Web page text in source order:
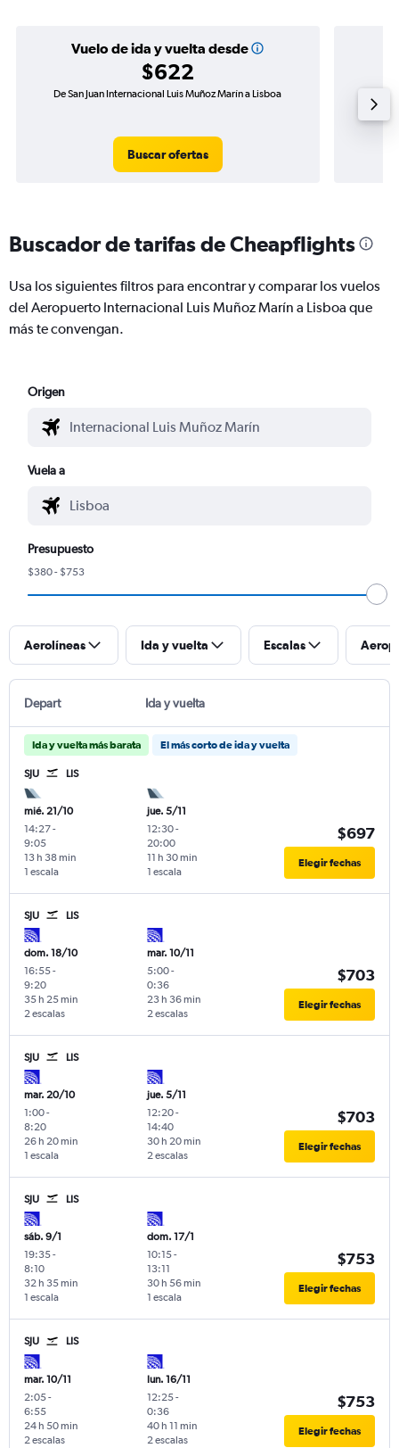
Vuelo de ida y vuelta desde
$622
De San Juan Internacional Luis Muñoz Marín a Lisboa
Buscar ofertas
Buscador de tarifas de Cheapflights
Usa los siguientes filtros para encontrar y comparar los vuelos
del Aeropuerto Internacional Luis Muñoz Marín a Lisboa que
más te convengan.
Origen
Vuela a
Presupuesto
$380 - $753
Aerolíneas Ida y vuelta Escalas
Depart Ida y vuelta
Ida y vuelta más barata El más corto de ida y vuelta
SJU LIS
mié. 21/10
14:27-
9:05
1 escala
13 h 38 min
jue. 5/11
12:30-
20:00
1 escala
11 h 30 min
$697
Elegir fechas
SJU LIS
dom. 18/10
16:55-
9:20
2 escalas
35 h 25 min
mar. 10/11
5:00-
0:36
2 escalas
23 h 36 min
$703
Elegir fechas
SJU LIS
mar. 20/10
1:00-
8:20
1 escala
26 h 20 min
jue. 5/11
12:20-
14:40
2 escalas
30 h 20 min
$703
Elegir fechas
SJU LIS
sáb. 9/1
19:35-
8:10
1 escala
32 h 35 min
dom. 17/1
10:15-
13:11
1 escala
30 h 56 min
$753
Elegir fechas
SJU LIS
mar. 10/11
2:05-
6:55
2 escalas
24 h 50 min
lun. 16/11
12:25-
0:36
2 escalas
40 h 11 min
$753
Elegir fechas